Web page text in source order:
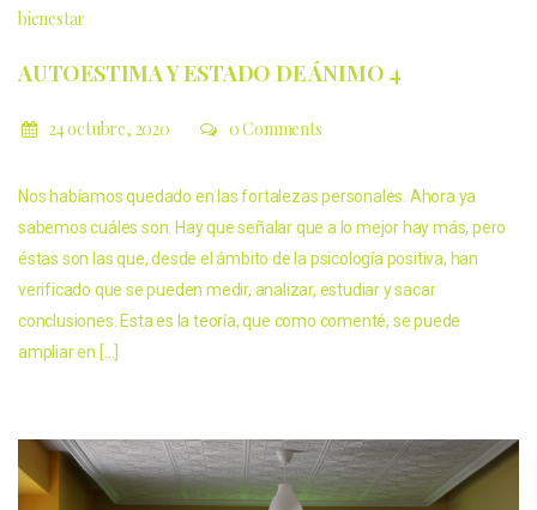
bienestar
AUTOESTIMA Y ESTADO DE ÁNIMO 4
24 octubre, 2020 0 Comments
Nos habíamos quedado en las fortalezas personales. Ahora ya
sabemos cuáles son. Hay que señalar que a lo mejor hay más, pero
éstas son las que, desde el ámbito de la psicología positiva, han
verificado que se pueden medir, analizar, estudiar y sacar
conclusiones. Esta es la teoría, que como comenté, se puede
ampliar en […]